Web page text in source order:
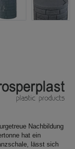
Nachbildung
hat ein
lässt sich